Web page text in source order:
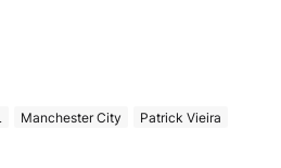
Manchester City
Patrick Vieira